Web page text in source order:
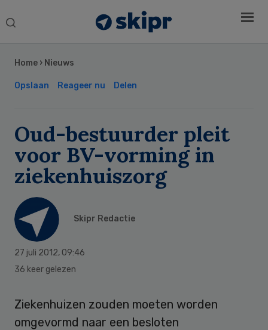
Search
Home › Nieuws
Opslaan Reageer nu Delen
Oud-bestuurder pleit
voor BV-vorming in
ziekenhuiszorg
Skipr Redactie
27 juli 2012, 09:46
36 keer gelezen
Ziekenhuizen zouden moeten worden
omgevormd naar een besloten
Sidebar